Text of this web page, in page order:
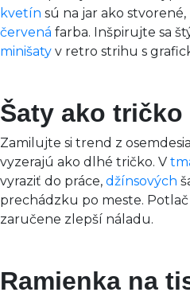
kvetín sú na jar ako
červená farba. Inšpirujte sa
minišaty v retro strihu s
Šaty ako tričko
Zamilujte si trend z
vyzerajú ako dlhé tričko. V
vyraziť do práce, džínsových
prechádzku po meste. Potlač
zaručene zlepší náladu.
Ramienka na